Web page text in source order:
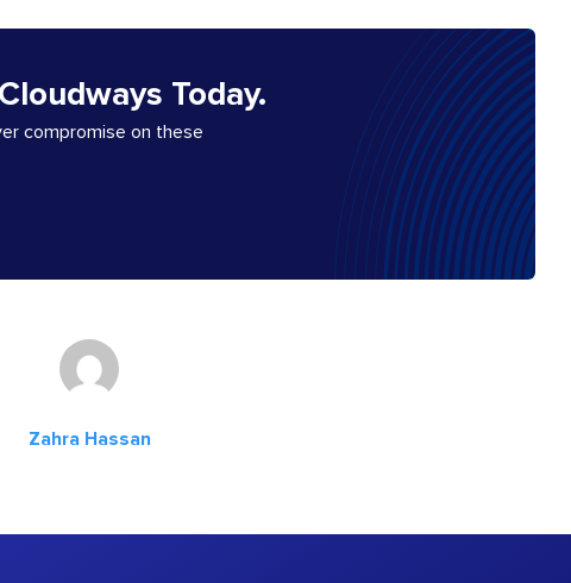
Today.
compromise on these
Zahra Hassan